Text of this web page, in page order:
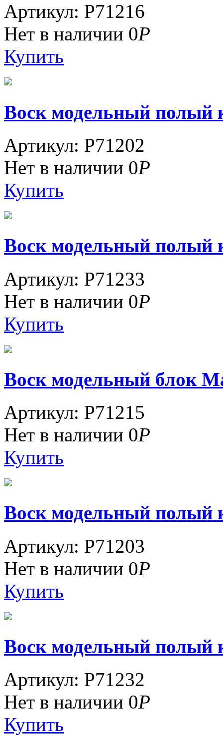
Артикул: P71216
Нет в наличии 0Р
Купить
Воск модельный полый
Артикул: P71202
Нет в наличии 0Р
Купить
Воск модельный полый
Артикул: P71233
Нет в наличии 0Р
Купить
Воск модельный блок
Артикул: P71215
Нет в наличии 0Р
Купить
Воск модельный полый
Артикул: P71203
Нет в наличии 0Р
Купить
Воск модельный полый
Артикул: P71232
Нет в наличии 0Р
Купить